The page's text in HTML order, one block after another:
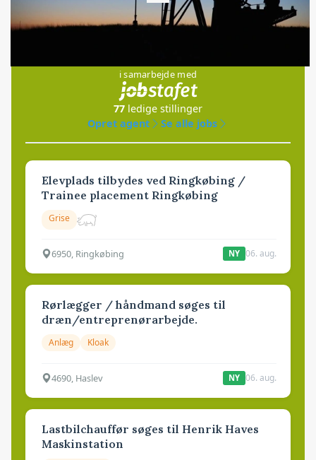
i samarbejde med
77 ledige stillinger
Opret agent
Se alle jobs
Elevplads tilbydes ved Ringkøbing /
Trainee placement Ringkøbing
Grise
6950, Ringkøbing NY 06. aug.
Rørlægger / håndmand søges til
dræn/entreprenørarbejde.
Anlæg Kloak
4690, Haslev NY 06. aug.
Lastbilchauffør søges til Henrik Haves
Maskinstation